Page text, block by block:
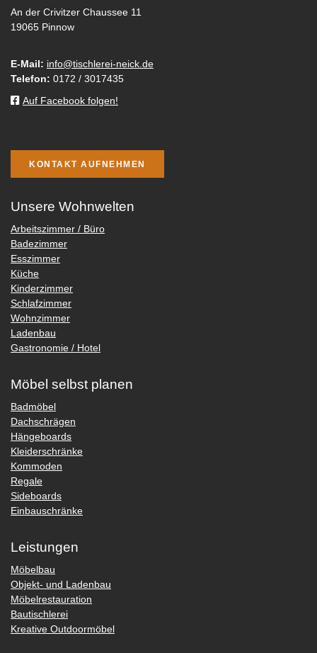
An der Crivitzer Chaussee 11
19065 Pinnow
E-Mail: info@tischlerei-neick.de
Telefon: 0172 / 3017435
Auf Facebook folgen!
KONTAKT AUFNEHMEN
Unsere Wohnwelten
Arbeitszimmer / Büro
Badezimmer
Esszimmer
Küche
Kinderzimmer
Schlafzimmer
Wohnzimmer
Ladenbau
Gastronomie / Hotel
Möbel selbst planen
Badmöbel
Dachschrägen
Hängeboards
Kleiderschränke
Kommoden
Regale
Sideboards
Einbauschränke
Leistungen
Möbelbau
Objekt- und Ladenbau
Möbelrestauration
Bautischlerei
Kreative Outdoormöbel